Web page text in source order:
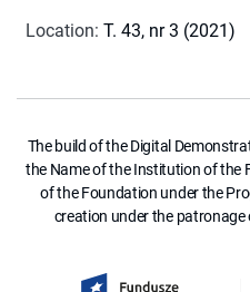
Location: T. 43, nr 3 (2021)
The build of the Digital
the Name of the Institution of the
of the Foundation under the
creation under the